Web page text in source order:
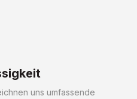
uns umfassende